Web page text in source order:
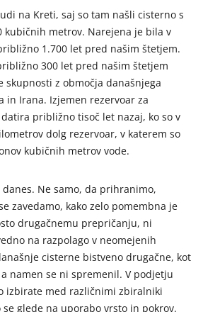
na Kreti, saj so tam našli cisterno s
kubičnih metrov. Narejena je bila v
1.700 let pred našim štetjem.
300 let pred našim štetjem
skupnosti z območja današnjega
in Irana. Izjemen rezervoar za
približno tisoč let nazaj, ko so v
dolg rezervoar, v katerem so
kubičnih metrov vode.
danes. Ne samo, da prihranimo,
zavedamo, kako zelo pomembna je
drugačnemu prepričanju, ni
na razpolago v neomejenih
cisterne bistveno drugačne, kot
namen se ni spremenil. V podjetju
izbirate med različnimi zbiralniki
glede na uporabo vrsto in pokrov.